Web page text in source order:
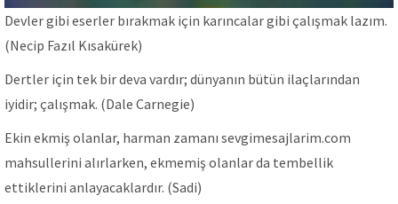
Devler gibi eserler bırakmak için karıncalar gibi çalışmak lazım.
(Necip Fazıl Kısakürek)
Dertler için tek bir deva vardır; dünyanın bütün ilaçlarından
iyidir; çalışmak. (Dale Carnegie)
Ekin ekmiş olanlar, harman zamanı sevgimesajlarim.com
mahsullerini alırlarken, ekmemiş olanlar da tembellik
ettiklerini anlayacaklardır. (Sadi)